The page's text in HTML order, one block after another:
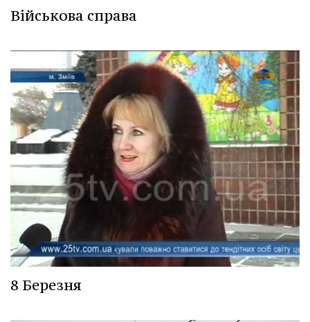
Військова справа
8 Березня